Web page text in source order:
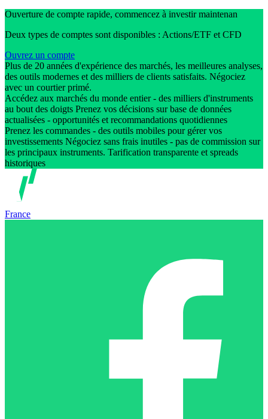
Ouverture de compte rapide, commencez à investir maintenan
Deux types de comptes sont disponibles : Actions/ETF et CFD
Ouvrez un compte
Plus de 20 années d'expérience des marchés, les meilleures analyses,
des outils modernes et des milliers de clients satisfaits. Négociez
avec un courtier primé.
Accédez aux marchés du monde entier - des milliers d'instruments
au bout des doigts Prenez vos décisions sur base de données
actualisées - opportunités et recommandations quotidiennes
Prenez les commandes - des outils mobiles pour gérer vos
investissements Négociez sans frais inutiles - pas de commission sur
les principaux instruments. Tarification transparente et spreads
historiques
France